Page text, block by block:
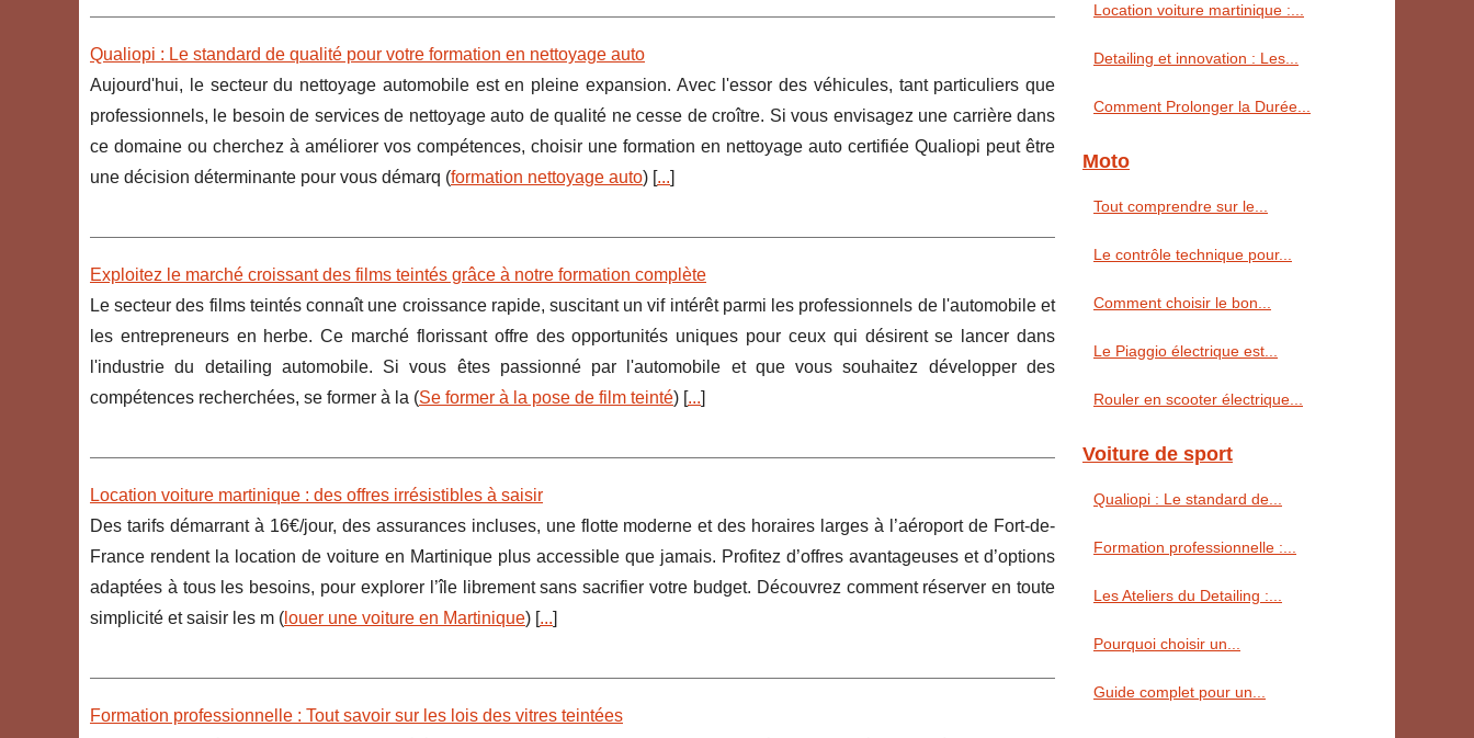
Qualiopi : Le standard de qualité pour votre formation en nettoyage auto
Aujourd'hui, le secteur du nettoyage automobile est en pleine expansion. Avec l'essor des véhicules, tant particuliers que
professionnels, le besoin de services de nettoyage auto de qualité ne cesse de croître. Si vous envisagez une carrière dans
ce domaine ou cherchez à améliorer vos compétences, choisir une formation en nettoyage auto certifiée Qualiopi peut être
une décision déterminante pour vous démarq (formation nettoyage auto) [...]
Exploitez le marché croissant des films teintés grâce à notre formation complète
Le secteur des films teintés connaît une croissance rapide, suscitant un vif intérêt parmi les professionnels de l'automobile et
les entrepreneurs en herbe. Ce marché florissant offre des opportunités uniques pour ceux qui désirent se lancer dans
l'industrie du detailing automobile. Si vous êtes passionné par l'automobile et que vous souhaitez développer des
compétences recherchées, se former à la (Se former à la pose de film teinté) [...]
Location voiture martinique : des offres irrésistibles à saisir
Des tarifs démarrant à 16€/jour, des assurances incluses, une flotte moderne et des horaires larges à l’aéroport de Fort-de-
France rendent la location de voiture en Martinique plus accessible que jamais. Profitez d’offres avantageuses et d’options
adaptées à tous les besoins, pour explorer l’île librement sans sacrifier votre budget. Découvrez comment réserver en toute
simplicité et saisir les m ( louer une voiture en Martinique) [...]
Formation professionnelle : Tout savoir sur les lois des vitres teintées
Location voiture martinique :...
Detailing et innovation : Les...
Comment Prolonger la Durée...
Moto
Tout comprendre sur le...
Le contrôle technique pour...
Comment choisir le bon...
Le Piaggio électrique est...
Rouler en scooter électrique...
Voiture de sport
Qualiopi : Le standard de...
Formation professionnelle :...
Les Ateliers du Detailing :...
Pourquoi choisir un...
Guide complet pour un...